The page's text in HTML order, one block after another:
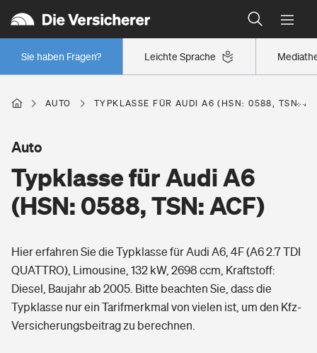
Leichte Sprache
Sie haben Fragen?
Wer versichert was: Jetzt Versicherer finden
Regionalklassen: So ist Ihre Region eingestuft
Wer versichert was: Jetzt Versicherer finden
Berufsunfähigkeitsversicherung
Erwerbsunfähigkeitsversicherung
Grundfähigkeitsversicherung
Arbeitsrechtsschutz
Berufshaftpflichtversicherung
Wohnen
Elementarversicherung
Freizeit
Pri­vate Haft­pflicht­
Gesundheit
AUTO TYPKLASSE FÜR AUDI A6 (HSN: 0588, TSN:
Typklasse für Audi A6
(HSN: 0588, TSN: ACF)
Auto
Hier erfahren Sie die Typklasse für Audi A6, 4F (A6 2.7 TDI
QUATTRO), Limousine, 132 kW, 2698 ccm, Kraftstoff:
Diesel, Baujahr ab 2005. Bitte beachten Sie, dass die
Typklasse nur ein Tarifmerkmal von vielen ist, um den Kfz-
Versicherungsbeitrag zu berechnen.